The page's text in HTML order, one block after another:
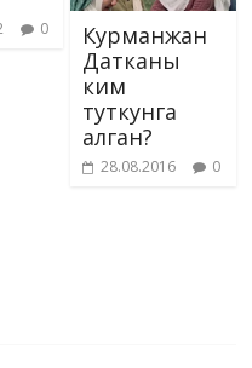
0
Курманжан
Датканы
ким
туткунга
алган?
28.08.2016 0